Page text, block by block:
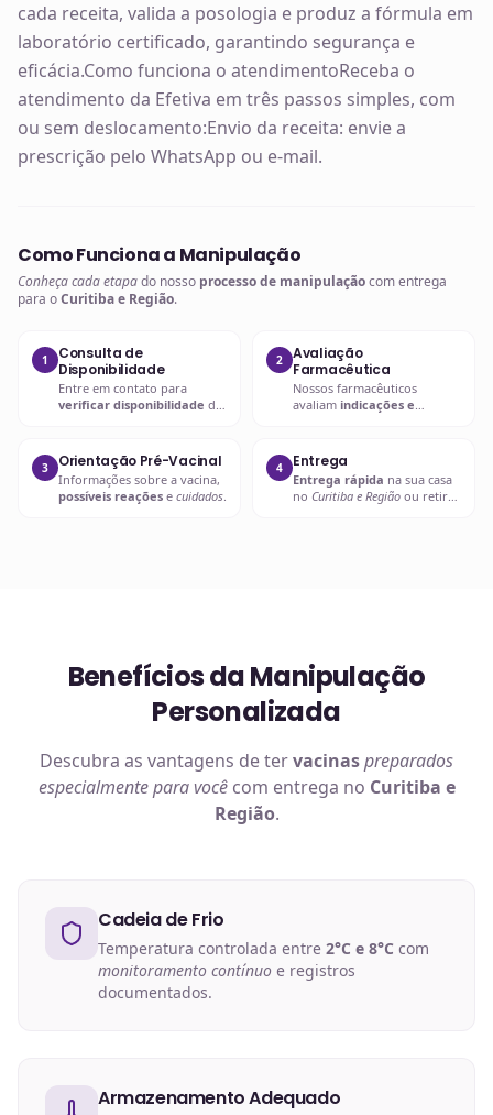
cada receita, valida a posologia e produz a fórmula em
laboratório certificado, garantindo segurança e
eficácia.Como funciona o atendimentoReceba o
atendimento da Efetiva em três passos simples, com
ou sem deslocamento:Envio da receita: envie a
prescrição pelo WhatsApp ou e-mail.
Como Funciona a Manipulação
Conheça cada etapado nosso processo de manipulaçãocom entrega
para oCuritiba e Região.
1
Consulta de
Disponibilidade
Entre em contato para
verificar disponibilidade da
2
Avaliação
Farmacêutica
Nossos farmacêuticos
avaliam indicações e
3 Orientação Pré-Vacinal
Informações sobre a vacina,
possíveis reações e cuidados.
4 Entrega
Entrega rápida na sua casa
no Curitiba e Região ou retire
Benefícios da Manipulação
Personalizada
Descubra as vantagens de tervacinaspreparados
especialmente para vocêcom entrega no Curitiba e
Região.
Cadeia de Frio
Temperatura controlada entre 2°C e 8°C com
monitoramento contínuo e registros
documentados.
Armazenamento Adequado